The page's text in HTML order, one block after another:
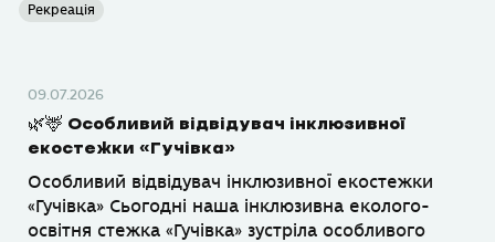
Рекреація
09.07.2026
🌿🦌 Особливий відвідувач інклюзивної
екостежки «Гучівка»
Особливий відвідувач інклюзивної екостежки
«Гучівка» Сьогодні наша інклюзивна еколого-
освітня стежка «Гучівка» зустріла особливого